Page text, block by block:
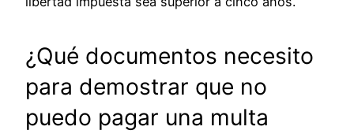
¿Qué documentos necesito
para demostrar que no
puedo pagar una multa